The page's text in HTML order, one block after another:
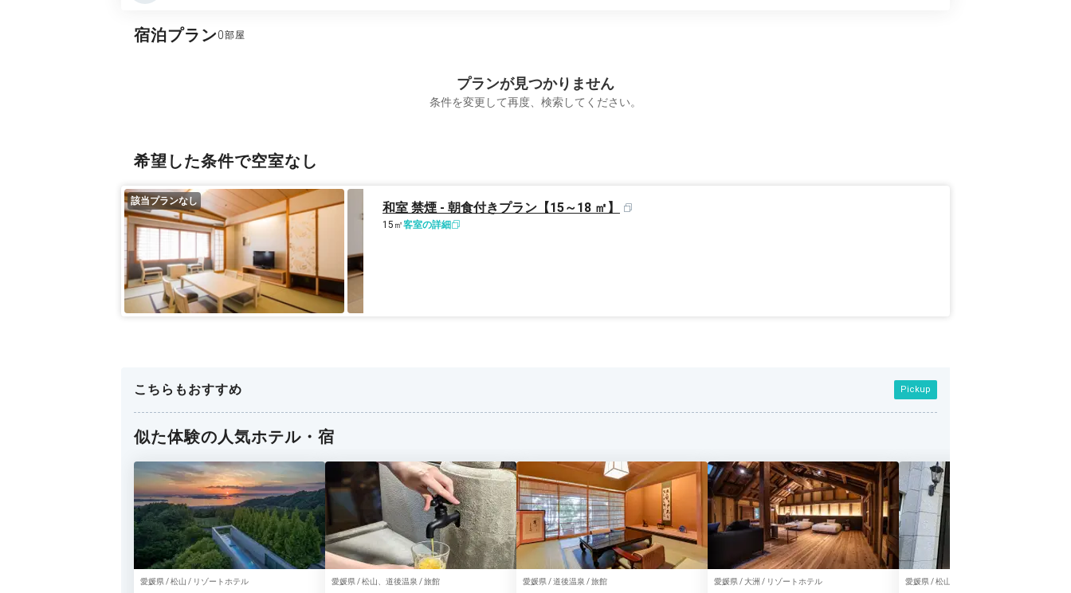
宿泊プラン0
プランが見つかりません
条件を変更して再度、検索してください。
希望した条件で空室なし
該当プランなし 和室 禁煙 - 朝食付きプラン【15～18 ㎡】
15㎡客室の詳細
こちらもおすすめ Pickup
似た体験の人気ホテル・宿
愛媛県 / 松山 / リゾートホテル 愛媛県 / 松山、道後温泉 / 旅館 愛媛県 / 道後温泉 / 旅館 愛媛県 / 大洲 / リゾートホテル 愛媛県 / 松山、道後温泉 / 旅館